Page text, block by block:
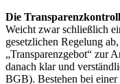
Die
Weicht zwar schließlich
gesetzlichen Regelung
„Transparenzgebot“ zur
danach klar und
BGB). Bestehen bei